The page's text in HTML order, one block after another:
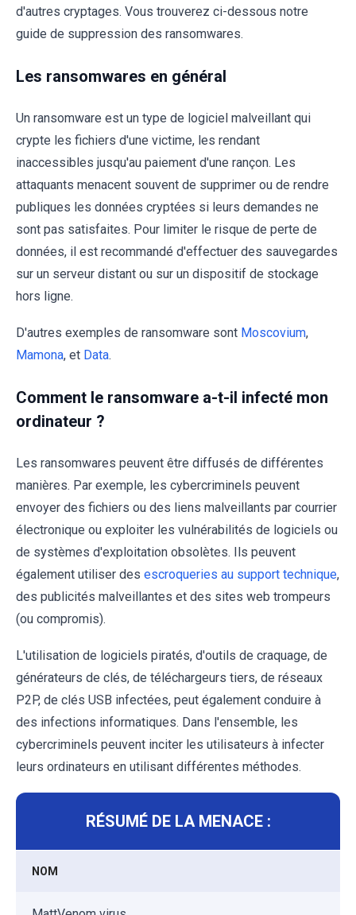
d'autres cryptages. Vous trouverez ci-dessous notre
guide de suppression des ransomwares.
Les ransomwares en général
Un ransomware est un type de logiciel malveillant qui
crypte les fichiers d'une victime, les rendant
inaccessibles jusqu'au paiement d'une rançon. Les
attaquants menacent souvent de supprimer ou de rendre
publiques les données cryptées si leurs demandes ne
sont pas satisfaites. Pour limiter le risque de perte de
données, il est recommandé d'effectuer des sauvegardes
sur un serveur distant ou sur un dispositif de stockage
hors ligne.
D'autres exemples de ransomware sont Moscovium,
Mamona, et Data.
Comment le ransomware a-t-il infecté mon
ordinateur ?
Les ransomwares peuvent être diffusés de différentes
manières. Par exemple, les cybercriminels peuvent
envoyer des fichiers ou des liens malveillants par courrier
électronique ou exploiter les vulnérabilités de logiciels ou
de systèmes d'exploitation obsolètes. Ils peuvent
également utiliser des escroqueries au support technique,
des publicités malveillantes et des sites web trompeurs
(ou compromis).
L'utilisation de logiciels piratés, d'outils de craquage, de
générateurs de clés, de téléchargeurs tiers, de réseaux
P2P, de clés USB infectées, peut également conduire à
des infections informatiques. Dans l'ensemble, les
cybercriminels peuvent inciter les utilisateurs à infecter
leurs ordinateurs en utilisant différentes méthodes.
RÉSUMÉ DE LA MENACE :
NOM